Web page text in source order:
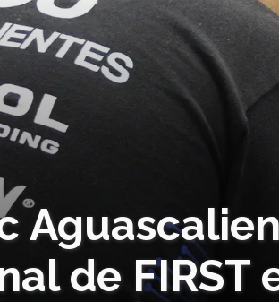
de FIRST